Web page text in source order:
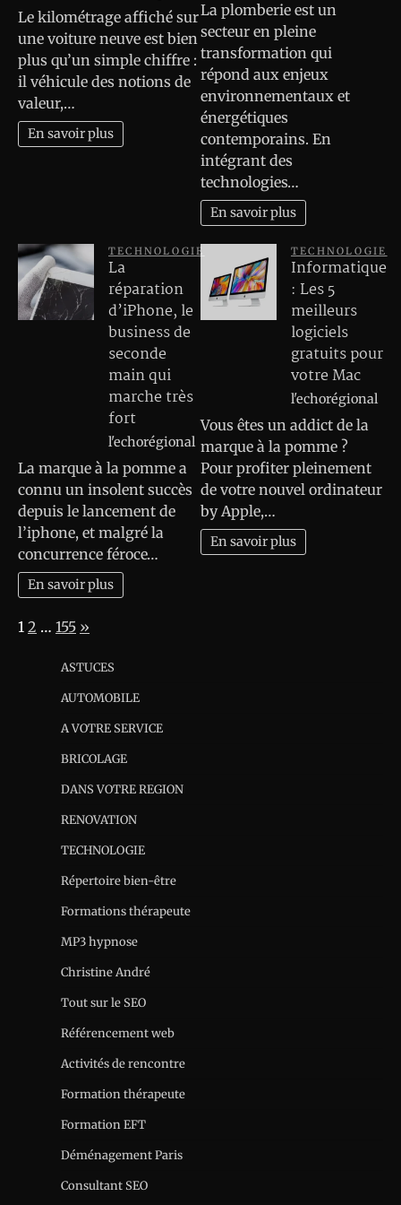
Le kilométrage affiché sur
une voiture neuve est bien
plus qu’un simple chiffre :
il véhicule des notions de
valeur,…
En savoir plus
La plomberie est un
secteur en pleine
transformation qui
répond aux enjeux
environnementaux et
énergétiques
contemporains. En
intégrant des
technologies…
En savoir plus
TECHNOLOGIE
La
réparation
d’iPhone, le
business de
seconde
main qui
marche très
fort
l'echorégional
La marque à la pomme a
connu un insolent succès
depuis le lancement de
l’iphone, et malgré la
concurrence féroce…
En savoir plus
TECHNOLOGIE
Informatique
: Les 5
meilleurs
logiciels
gratuits pour
votre Mac
l'echorégional
Vous êtes un addict de la
marque à la pomme ?
Pour profiter pleinement
de votre nouvel ordinateur
by Apple,…
En savoir plus
Page:
1 2 … 155 Next
»
ASTUCES
AUTOMOBILE
A VOTRE SERVICE
BRICOLAGE
DANS VOTRE REGION
RENOVATION
TECHNOLOGIE
Répertoire bien-être
Formations thérapeute
MP3 hypnose
Christine André
Tout sur le SEO
Référencement web
Activités de rencontre
Formation thérapeute
Formation EFT
Déménagement Paris
Consultant SEO